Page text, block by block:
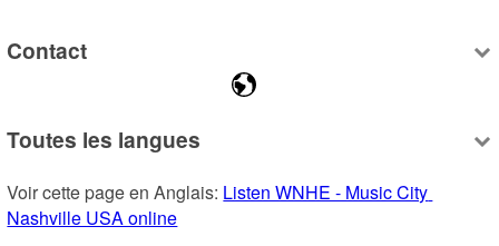
Contact
Toutes les langues
Voir cette page en Anglais: Listen WNHE - Music City
Nashville USA online